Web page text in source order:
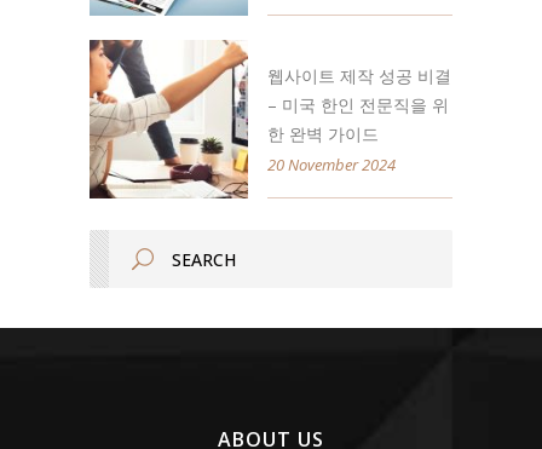
웹사이트 제작 성공 비결
– 미국 한인 전문직을 위
한 완벽 가이드
20 November 2024
ABOUT US